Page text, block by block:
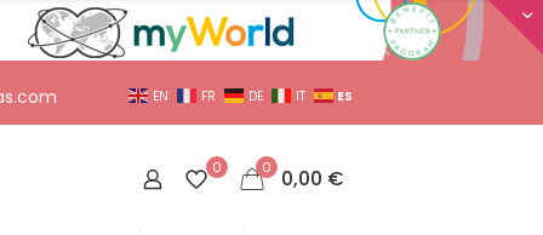
EN FR DE IT ES
0 0 0,00 €